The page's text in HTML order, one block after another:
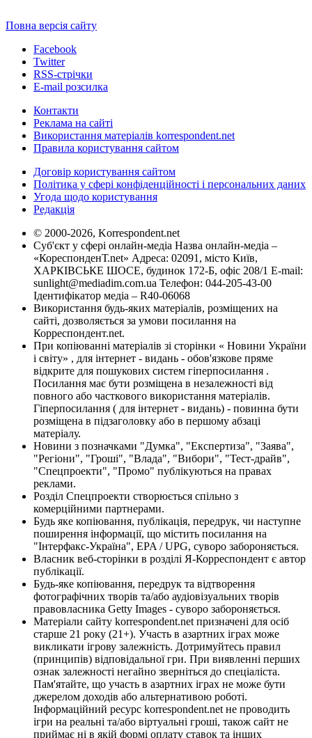
Повна версія сайту
Facebook
Twitter
RSS-стрічки
E-mail розсилка
Контакти
Реклама на сайті
Використання матеріалів korrespondent.net
Правила користування сайтом
Договір користування сайтом
Політика у сфері конфіденційності і персональних даних
Угода щодо користування
Редакція
© 2000-2026, Korrespondent.net
Суб'єкт у сфері онлайн-медіа Назва онлайн-медіа –
«КореспонденТ.net» Адреса: 02091, місто Київ,
ХАРКІВСЬКЕ ШОСЕ, будинок 172-Б, офіс 208/1 E-mail:
sunlight@mediadim.com.ua Телефон: 044-205-43-00
Ідентифікатор медіа – R40-06068
Використання будь-яких матеріалів, розміщених на
сайті, дозволяється за умови посилання на
Корреспондент.net.
При копіюванні матеріалів зі сторінки « Новини України
і світу» , для інтернет - видань - обов'язкове пряме
відкрите для пошукових систем гіперпосилання .
Посилання має бути розміщена в незалежності від
повного або часткового використання матеріалів.
Гіперпосилання ( для інтернет - видань) - повинна бути
розміщена в підзаголовку або в першому абзаці
матеріалу.
Новини з позначками "Думка", "Експертиза", "Заява",
"Регіони", "Гроші", "Влада", "Вибори", "Тест-драйв",
"Спецпроекти", "Промо" публікуються на правах
реклами.
Розділ Спецпроекти створюється спільно з
комерційними партнерами.
Будь яке копіювання, публікація, передрук, чи наступне
поширення інформації, що містить посилання на
"Інтерфакс-Україна", EPA / UPG, суворо забороняється.
Власник веб-сторінки в розділі Я-Корреспондент є автор
публікації.
Будь-яке копіювання, передрук та відтворення
фотографічних творів та/або аудіовізуальних творів
правовласника Getty Images - суворо забороняється.
Матеріали сайту korrespondent.net призначені для осіб
старше 21 року (21+). Участь в азартних іграх може
викликати ігрову залежність. Дотримуйтесь правил
(принципів) відповідальної гри. При виявленні перших
ознак залежності негайно зверніться до спеціаліста.
Пам'ятайте, що участь в азартних іграх не може бути
джерелом доходів або альтернативою роботі.
Інформаційний ресурс korrespondent.net не проводить
ігри на реальні та/або віртуальні гроші, також сайт не
приймає ні в якій формі оплату ставок та інших